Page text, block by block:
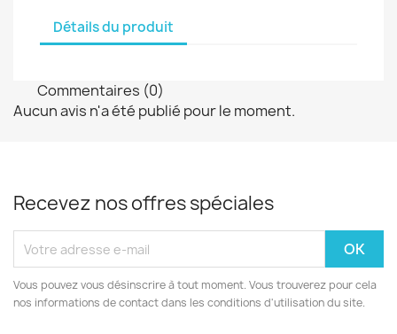
Détails du produit
Commentaires (0)
Aucun avis n'a été publié pour le moment.
Recevez nos offres spéciales
Vous pouvez vous désinscrire à tout moment. Vous trouverez pour cela
nos informations de contact dans les conditions d'utilisation du site.